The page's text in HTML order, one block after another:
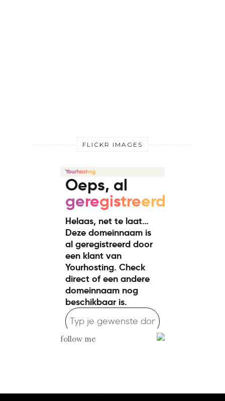
FLICKR IMAGES
follow me